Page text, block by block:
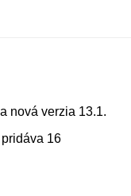
nová verzia 13.1.
16